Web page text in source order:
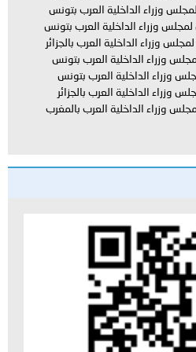
لمجلس وزراء الداخلية العرب بتونس
لمجلس وزراء الداخلية العرب بتونس
وزراء الداخلية العرب بالجزائر
لمجلس وزراء الداخلية العرب بتونس
وزراء الداخلية العرب بتونس
وزراء الداخلية العرب بالجزائر
وزراء الداخلية العرب بالمغرب